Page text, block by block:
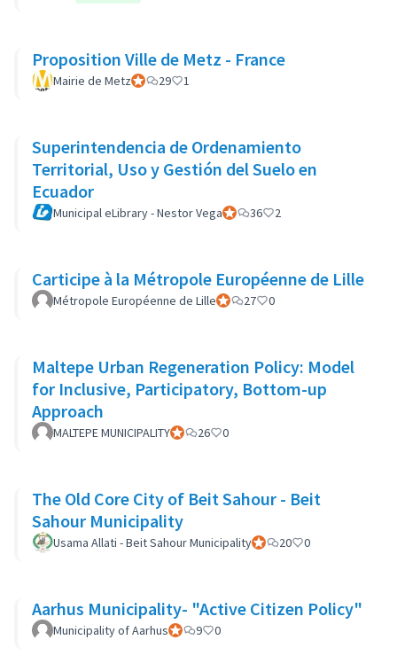
Proposition Ville de Metz - France
Mairie de MetzParticipant officiel
29 1
Superintendencia de Ordenamiento
Territorial, Uso y Gestión del Suelo en
Ecuador
Municipal eLibrary - Nestor VegaParticipant officiel
36 2
Carticipe à la Métropole Européenne de Lille
Métropole Européenne de LilleParticipant officiel
27 0
Maltepe Urban Regeneration Policy: Model
for Inclusive, Participatory, Bottom-up
Approach
MALTEPE MUNICIPALITYParticipant officiel
26 0
The Old Core City of Beit Sahour - Beit
Sahour Municipality
Usama Allati - Beit Sahour MunicipalityParticipant officiel
20 0
Aarhus Municipality- "Active Citizen Policy"
Municipality of AarhusParticipant officiel
9 0